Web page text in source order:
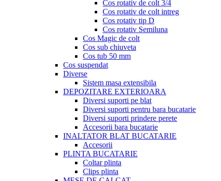
Cos rotativ de colt 3/4
Cos rotativ de colt intreg
Cos rotativ tip D
Cos rotativ Semiluna
Cos Magic de colt
Cos sub chiuveta
Cos tub 50 mm
Cos suspendat
Diverse
Sistem masa extensibila
DEPOZITARE EXTERIOARA
Diversi suporti pe blat
Diversi suporti pentru bara bucatarie
Diversi suporti prindere perete
Accesorii bara bucatarie
INALTATOR BLAT BUCATARIE
Accesorii
PLINTA BUCATARIE
Coltar plinta
Clips plinta